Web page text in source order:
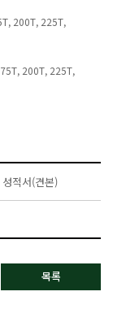
200T, 225T,
200T, 225T,
적서(견본)
목록